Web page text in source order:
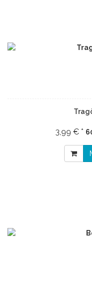
3,99 € *